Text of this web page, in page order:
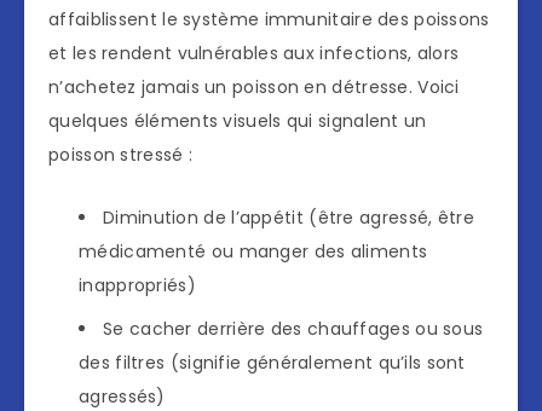
affaiblissent le système immunitaire des poissons
et les rendent vulnérables aux infections, alors
n’achetez jamais un poisson en détresse. Voici
quelques éléments visuels qui signalent un
poisson stressé :
Diminution de l’appétit (être agressé, être
médicamenté ou manger des aliments
inappropriés)
Se cacher derrière des chauffages ou sous
des filtres (signifie généralement qu’ils sont
agressés)